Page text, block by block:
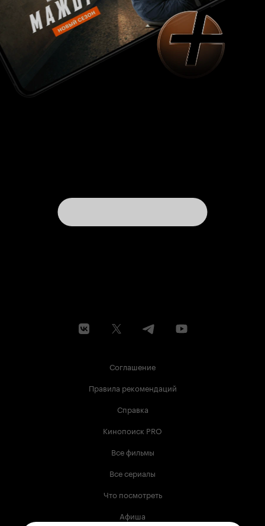
Соглашение
Правила рекомендаций
Справка
Кинопоиск PRO
Все фильмы
Все сериалы
Что посмотреть
Афиша